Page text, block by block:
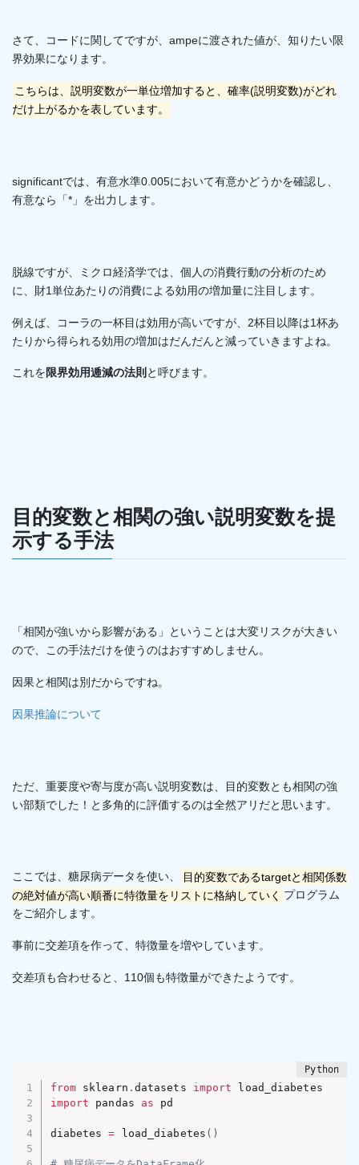
さて、コードに関してですが、ampeに渡された値が、知りたい限
界効果になります。
こちらは、説明変数が一単位増加すると、確率(説明変数)がどれ
だけ上がるかを表しています。
significantでは、有意水準0.005において有意かどうかを確認し、
有意なら「*」を出力します。
脱線ですが、ミクロ経済学では、個人の消費行動の分析のため
に、財1単位あたりの消費による効用の増加量に注目します。
例えば、コーラの一杯目は効用が高いですが、2杯目以降は1杯あ
たりから得られる効用の増加はだんだんと減っていきますよね。
これを限界効用逓減の法則 と呼びます。
目的変数と相関の強い説明変数を提
示する手法
「相関が強いから影響がある」ということは大変リスクが大きい
ので、この手法だけを使うのはおすすめしません。
因果と相関は別だからですね。
因果推論について
ただ、重要度や寄与度が高い説明変数は、目的変数とも相関の強
い部類でした！と多角的に評価するのは全然アリだと思います。
ここでは、糖尿病データを使い、
目的変数であるtargetと相関係数
の絶対値が高い順番に特徴量をリストに格納していく プログラム
をご紹介します。
事前に交差項を作って、特徴量を増やしています。
交差項も合わせると、110個も特徴量ができたようです。
from sklearn . datasets import
import pandas as pd
diabetes = load_diabetes ( )